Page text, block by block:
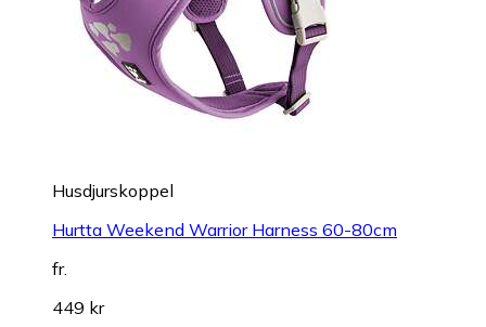
Husdjurskoppel
Hurtta Weekend Warrior Harness 60-80cm
fr.
449 kr